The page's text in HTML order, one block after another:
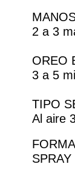
2 a 3
OREO
3 a 5
TIPO
Al aire
SPRAY